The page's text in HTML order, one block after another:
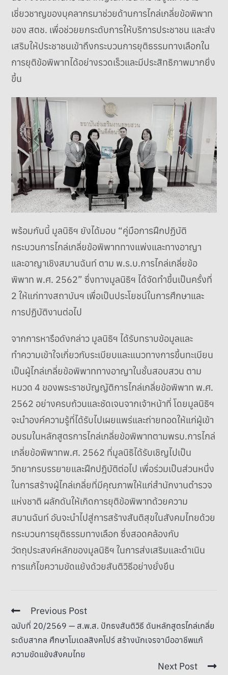
เชี่ยวชาญของบุคลากรมาช่วยด้านการไกล่เกลี่ยข้อพิพาท
ของ สตช. เพื่อช่วยยกระดับการให้บริการประชาชน และส่ง
เสริมให้ประชาชนเข้าถึงกระบวนการยุติธรรมทางเลือกใน
การยุติข้อพิพาทได้อย่างรวดเร็วและมีประสิทธิภาพมากยิ่ง
ขึ้น
พร้อมกันนี้ มูลนิธิฯ ยังได้มอบ “คู่มือการฝึกปฏิบัติ
กระบวนการไกล่เกลี่ยข้อพิพาททางแพ่งและทางอาญา
และอาญาเชิงสมานฉันท์ ตาม พ.ร.บ.การไกล่เกลี่ยข้อ
พิพาท พ.ศ. 2562” ซึ่งทางมูลนิธิฯ ได้จัดทำขึ้นเป็นครั้งที่
2 ให้แก่ทางสถาบันฯ เพื่อเป็นประโยชน์ในการศึกษาและ
การปฏิบัติงานต่อไป
จากการหารือดังกล่าว มูลนิธิฯ ได้รับทราบข้อมูลและ
ทำความเข้าใจเกี่ยวกับระเบียบและแนวทางการขึ้นทะเบียน
เป็นผู้ไกล่เกลี่ยข้อพิพาททางอาญาในชั้นสอบสวน ตาม
หมวด 4 ของพระราชบัญญัติการไกล่เกลี่ยข้อพิพาท พ.ศ.
2562 อย่างครบถ้วนและชัดเจนจากเจ้าหน้าที่ โดยมูลนิธิฯ
จะนำองค์ความรู้ที่ได้รับไปเผยแพร่และถ่ายทอดให้แก่ผู้เข้า
อบรมในหลักสูตรการไกล่เกลี่ยข้อพิพาทตามพรบ.การไกล่
เกลี่ยข้อพิพาทพ.ศ. 2562 ที่มูลนิธิได้รับเชิญไปเป็น
วิทยากรบรรยายและฝึกปฎิบัติต่อไป เพื่อร่วมเป็นส่วนหนึ่ง
ในการสร้างผู้ไกล่เกลี่ยที่มีคุณภาพให้แก่สำนักงานตำรวจ
แห่งชาติ ผลักดันให้เกิดการยุติข้อพิพาทด้วยความ
สมานฉันท์ อันจะนำไปสู่การสร้างสันติสุขในสังคมไทยด้วย
กระบวนการยุติธรรมทางเลือก ซึ่งสอดคล้องกับ
วัตถุประสงค์หลักของมูลนิธิฯ ในการส่งเสริมและดำเนิน
การแก้ไขความขัดแย้งด้วยสันติวิธีอย่างยั่งยืน
Previous Post
ฉบับที่ 20/2569 — ส.พ.ส. ปักธงสันติวิธี ดันหลักสูตรไกล่เกลี่ย
ระดับสากล ศึกษาโมเดลสิงคโปร์ สร้างนักเจรจามืออาชีพแก้
ความขัดแย้งสังคมไทย
Next Post